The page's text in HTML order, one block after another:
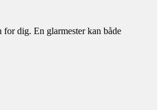
dig. En glarmester kan både